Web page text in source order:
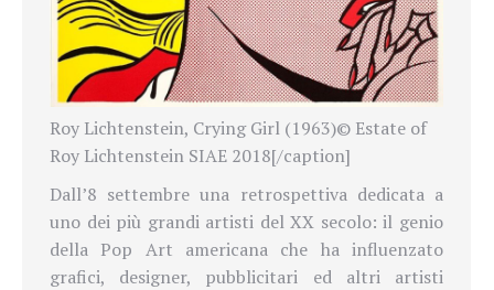
Roy Lichtenstein, Crying Girl (1963)© Estate of
Roy Lichtenstein SIAE 2018[/caption]
Dall’8 settembre una retrospettiva dedicata a
uno dei più grandi artisti del XX secolo: il genio
della Pop Art americana che ha influenzato
grafici, designer, pubblicitari ed altri artisti